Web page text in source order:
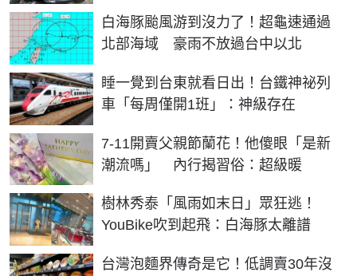
白海豚颱風游到沒力了！超龜速通過
北部海域 豪雨不放過台中以北
睡一覺到台東就看日出！台鐵神祕列
車「每周僅開1班」：神級存在
7-11開賣父親節蘭花！他傻眼「是新
潮流嗎」 內行揭習俗：超級暖
樹林秀泰「風雨如末日」眾狂逃！
YouBike吹到起飛：白海豚太離譜
台灣泡麵界傳奇是它！低調賣30年沒